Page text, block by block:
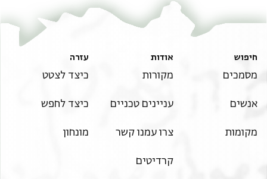
لا اله الا هو ويسله ان يصلي يصلي على
جد جد جده []سلم تسليما
חיפוש
מסמכים
אנשים
מקומות
אודות
מקורות
עניינים טכניים
צרו עמנו קשר
קרדיטים
עזרה
כיצד לצטט
כיצד לחפש
מונחון